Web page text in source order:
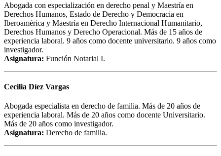
Abogada con especialización en derecho penal y Maestría en
Derechos Humanos, Estado de Derecho y Democracia en
Iberoamérica y Maestría en Derecho Internacional Humanitario,
Derechos Humanos y Derecho Operacional. Más de 15 años de
experiencia laboral. 9 años como docente universitario. 9 años como
investigador.
Asignatura: Función Notarial I.
Cecilia Díez Vargas
Abogada especialista en derecho de familia. Más de 20 años de
experiencia laboral. Más de 20 años como docente Universitario.
Más de 20 años como investigador.
Asignatura: Derecho de familia.